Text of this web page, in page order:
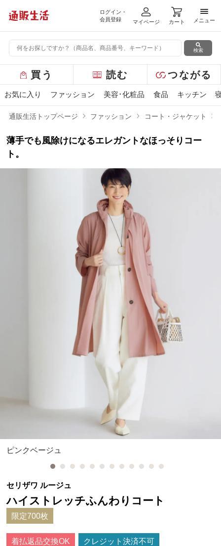
ログイン・
会員登録
マイページ カート
メニ
メニュー
検索
ー
バ
ュ
買う 読む つながる
お気に入り ファッション 美容･化粧品 食品 キッチン
通販生活トップページ ファッション コート・ジャケット
薄手でも風除けになるエレガントなほっそりコー
ト。
ピンクベージュ
セリザワ ルージュ
ハイストレッチふんわりコート
限定700枚
着払返品交換OK クレジット決済不可